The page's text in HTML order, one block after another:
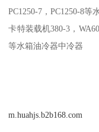
PC1250-7，PC1250-8等
卡特装载机380-3，
等水箱油冷器中冷器
m.huahjs.b2b168.com